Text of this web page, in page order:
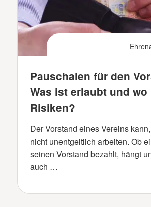
Pauschalen für den
Was ist erlaubt und wo
Risiken?
Der Vorstand eines Vereins
nicht unentgeltlich arbeiten. Ob
seinen Vorstand bezahlt, hängt
auch …